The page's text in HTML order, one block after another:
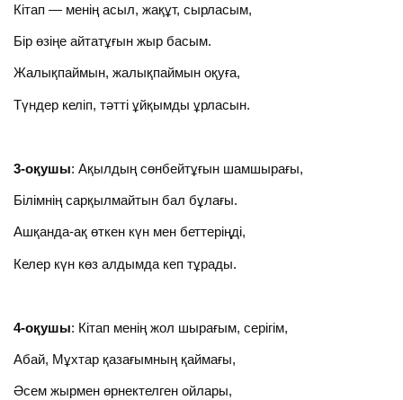
Кітап — менің асыл, жақұт, сырласым,
Бір өзіңе айтатұғын жыр басым.
Жалықпаймын, жалықпаймын оқуға,
Түндер келіп, тәтті ұйқымды ұрласын.
3-оқушы: Ақылдың сөнбейтұғын шамшырағы,
Білімнің сарқылмайтын бал бұлағы.
Ашқанда-ақ өткен күн мен беттеріңді,
Келер күн көз алдымда кеп тұрады.
4-оқушы: Кітап менің жол шырағым, серігім,
Абай, Мұхтар қазағымның қаймағы,
Әсем жырмен өрнектелген ойлары,